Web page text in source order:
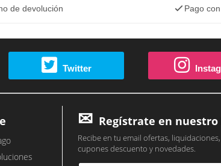
de devolución
Pago
Twitter
Regístrate en
Recibe en tu email ofertas,
cupones descuento y novedades.